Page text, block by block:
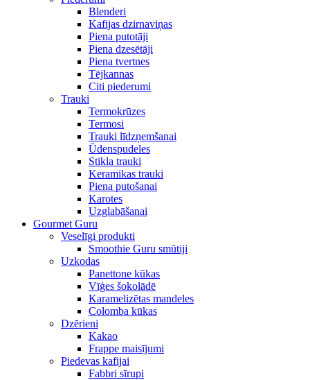
Blenderi
Kafijas dzirnaviņas
Piena putotāji
Piena dzesētāji
Piena tvertnes
Tējkannas
Citi piederumi
Trauki
Termokrūzes
Termosi
Trauki līdzņemšanai
Ūdenspudeles
Stikla trauki
Keramikas trauki
Piena putošanai
Karotes
Uzglabāšanai
Gourmet Guru
Veselīgi produkti
Smoothie Guru smūtiji
Uzkodas
Panettone kūkas
Vīģes šokolādē
Karamelizētas mandeles
Colomba kūkas
Dzērieni
Kakao
Frappe maisījumi
Piedevas kafijai
Fabbri sīrupi